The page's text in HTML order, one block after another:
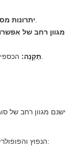
יתרונות
מגוון רחב של
תַקָנָה:
ישנם מגוון רחב של
הנפוץ והפופולרי ביותר הוא הסיווג לפי ייעוד השקעות. לפיכך, אנו יכולים להדגיש את הסוגים הבאים של קרנות השקעה: